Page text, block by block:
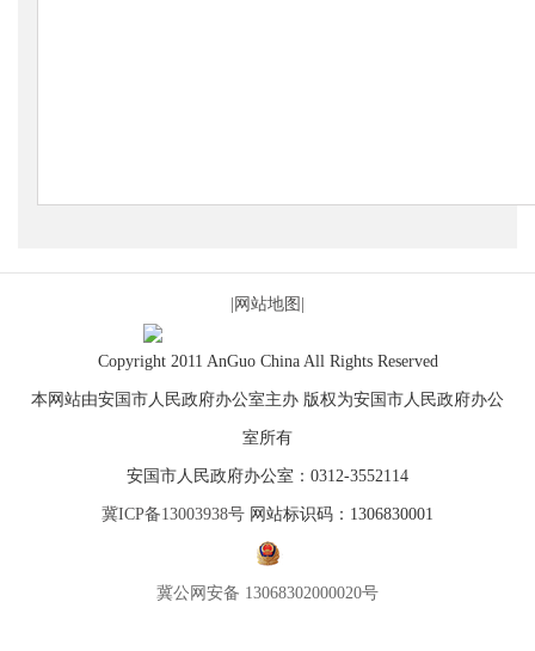
|网站地图|
Copyright 2011 AnGuo China All Rights Reserved
本网站由安国市人民政府办公室主办 版权为安国市人民政府办公
室所有
安国市人民政府办公室：0312-3552114
冀ICP备13003938号 网站标识码：1306830001
冀公网安备 13068302000020号